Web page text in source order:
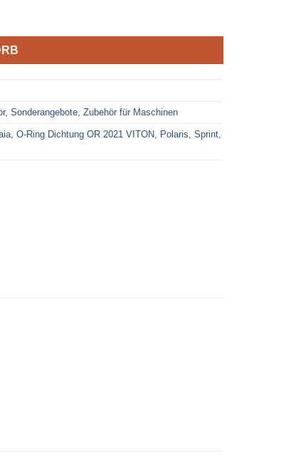
, Sonderangebote, Zubehör für Maschinen
, O-Ring Dichtung OR 2021 VITON, Polaris, Sprint,